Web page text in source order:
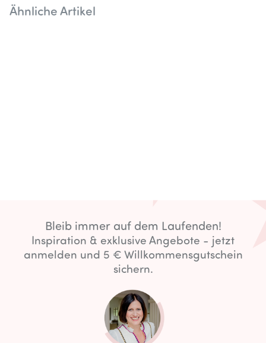
Ähnliche Artikel
Bleib immer auf dem Laufenden!
Inspiration & exklusive Angebote - jetzt
anmelden und 5 € Willkommensgutschein
sichern.